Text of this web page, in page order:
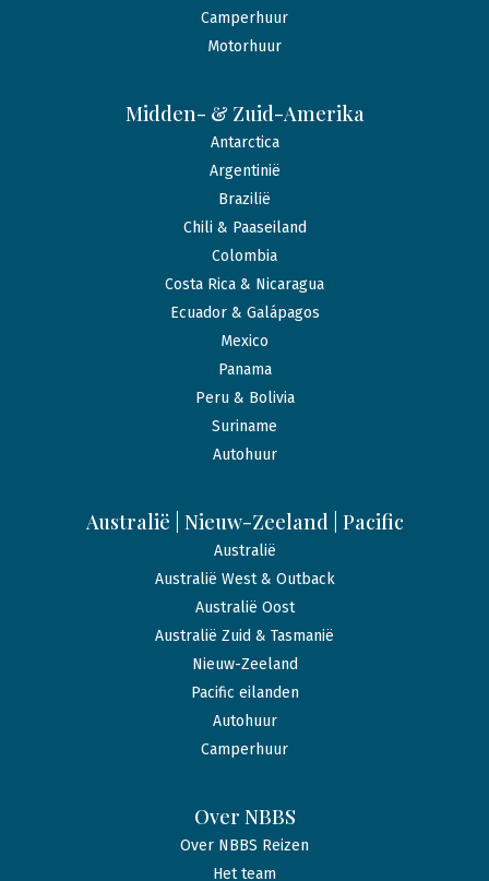
Camperhuur
Motorhuur
Midden- & Zuid-Amerika
Antarctica
Argentinië
Brazilië
Chili & Paaseiland
Colombia
Costa Rica & Nicaragua
Ecuador & Galápagos
Mexico
Panama
Peru & Bolivia
Suriname
Autohuur
Australië | Nieuw-Zeeland | Pacific
Australië
Australië West & Outback
Australië Oost
Australië Zuid & Tasmanië
Nieuw-Zeeland
Pacific eilanden
Autohuur
Camperhuur
Over NBBS
Over NBBS Reizen
Het team